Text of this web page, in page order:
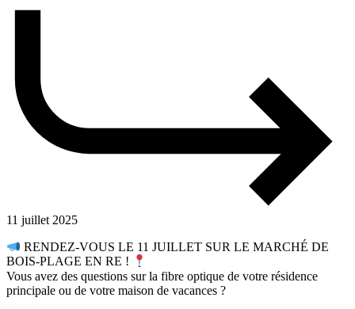
11 juillet 2025
RENDEZ-VOUS LE 11 JUILLET SUR LE MARCHÉ DE
BOIS-PLAGE EN RE !
Vous avez des questions sur la fibre optique de votre résidence
principale ou de votre maison de vacances ?